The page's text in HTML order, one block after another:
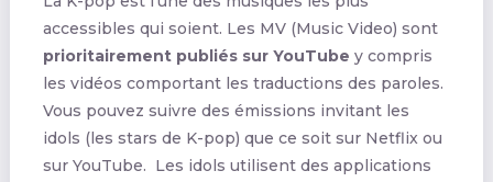
accessibles qui soient. Les MV (Music Video) sont
prioritairement publiés sur YouTube y compris
les vidéos comportant les traductions des paroles.
Vous pouvez suivre des émissions invitant les
idols (les stars de K-pop) que ce soit sur Netflix ou
sur YouTube. Les idols utilisent des applications